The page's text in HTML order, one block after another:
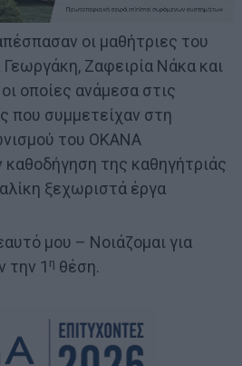
οι μαθήτριες του
Ζαφειρία Νάκα και
οποίες ανάμεσα στις
που συμμετείχαν στη
του ΟΚΑΝΑ
καθοδήγηση της καθηγήτριάς
ξεχωριστά έργα
μου – Νοιάζομαι για
την 1 η θέση.